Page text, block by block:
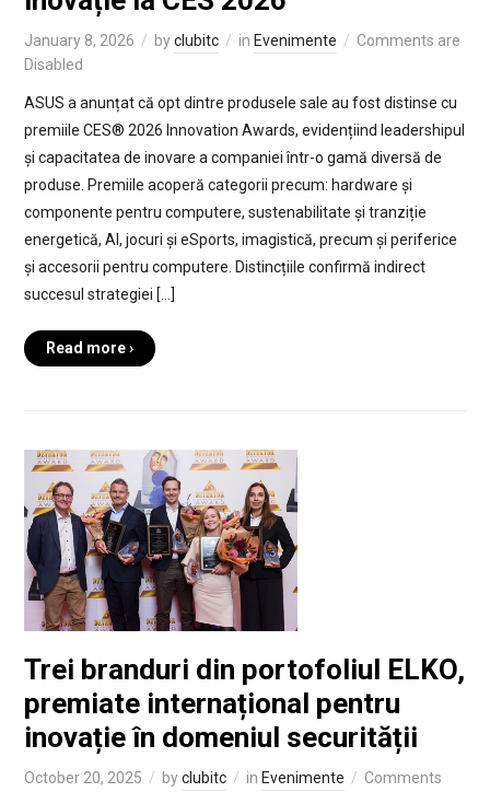
January 8, 2026 byclubitc in Evenimente
Comments are
Disabled
ASUS a anunțat că opt dintre produsele sale au fost distinse cu
premiile CES® 2026 Innovation Awards, evidențiind leadershipul
și capacitatea de inovare a companiei într-o gamă diversă de
produse. Premiile acoperă categorii precum: hardware și
componente pentru computere, sustenabilitate și tranziție
energetică, AI, jocuri și eSports, imagistică, precum și periferice
și accesorii pentru computere. Distincțiile confirmă indirect
succesul strategiei […]
Read more ›
Trei branduri din portofoliul ELKO,
premiate internațional pentru
inovație în domeniul securității
October 20, 2025 byclubitc in Evenimente
Comments